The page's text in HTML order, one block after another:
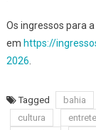
Os ingressos para
em https://
2026
Tagged bahia
cultura